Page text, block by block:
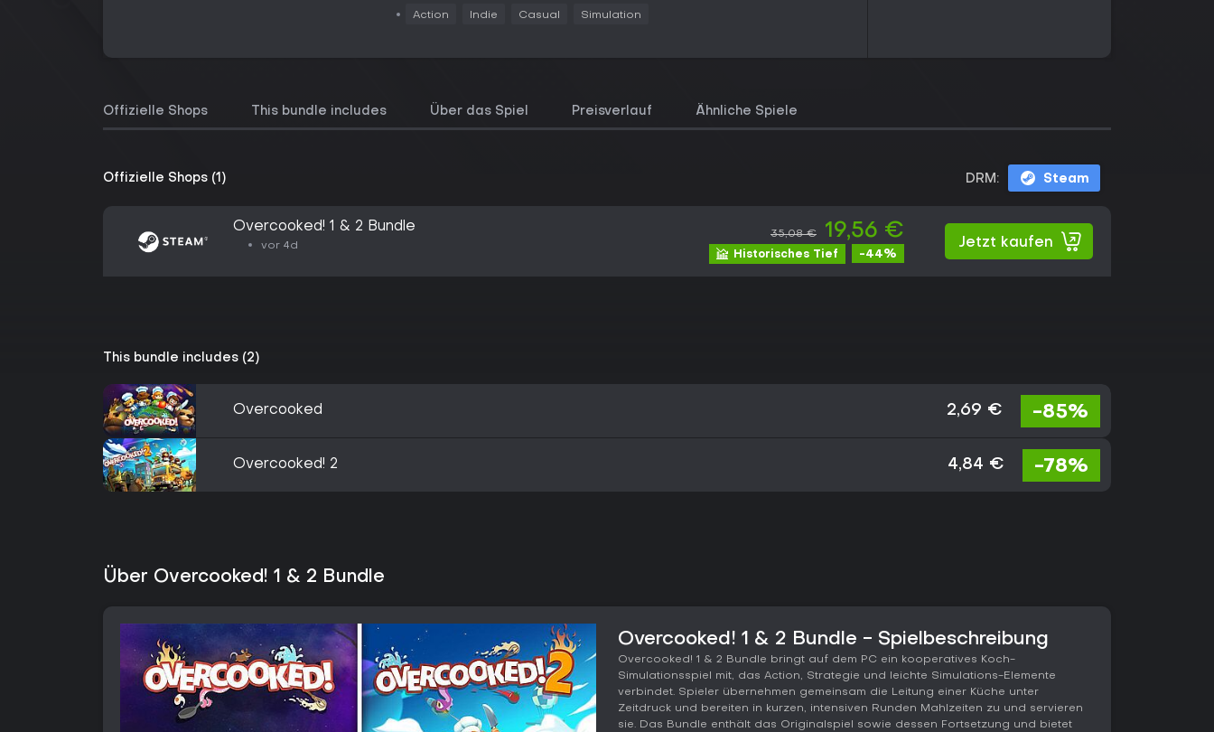
Action Indie Casual Simulation
Offizielle Shops This bundle includes Über das Spiel Preisverlauf Ähnliche Spiele
Offizielle Shops (1) DRM: Steam
Overcooked! 1 & 2 Bundle
vor 4d
35,08 € 19,56 €
Historisches Tief -44%
Jetzt kaufen
This bundle includes (2)
Overcooked 2,69 € -85%
Overcooked! 2 4,84 € -78%
Über Overcooked! 1 & 2 Bundle
Overcooked! 1 & 2 Bundle - Spielbeschreibung
Overcooked! 1 & 2 Bundle bringt auf dem PC ein kooperatives Koch-
Simulationsspiel mit, das Action, Strategie und leichte Simulations-Elemente
verbindet. Spieler übernehmen gemeinsam die Leitung einer Küche unter
Zeitdruck und bereiten in kurzen, intensiven Runden Mahlzeiten zu und servieren
sie. Das Bundle enthält das Originalspiel sowie dessen Fortsetzung und bietet